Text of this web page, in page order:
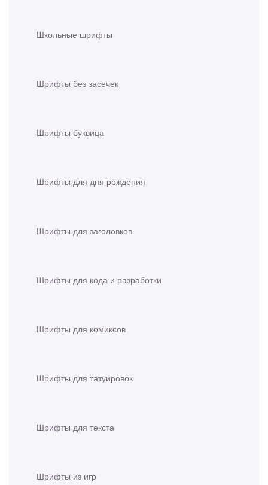
Школьные шрифты
Шрифты без засечек
Шрифты буквица
Шрифты для дня рождения
Шрифты для заголовков
Шрифты для кода и разработки
Шрифты для комиксов
Шрифты для татуировок
Шрифты для текста
Шрифты из игр